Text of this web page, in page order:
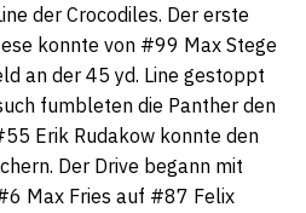
der Crocodiles. Der erste
konnte von #99 Max Stege
an der 45 yd. Line gestoppt
fumbleten die Panther den
Erik Rudakow konnte den
Der Drive begann mit
Max Fries auf #87 Felix